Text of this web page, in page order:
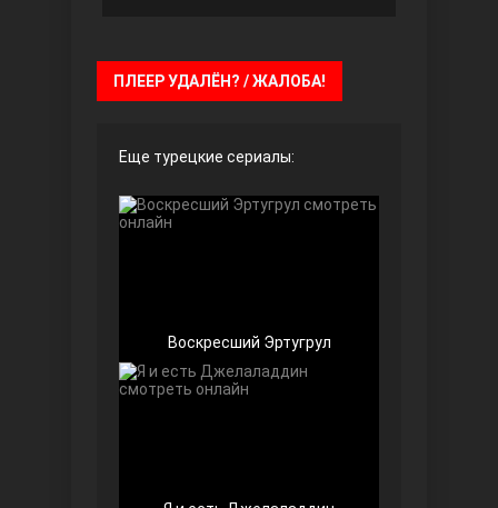
ПЛЕЕР УДАЛЁН? / ЖАЛОБА!
Еще турецкие сериалы:
Воскресший Эртугрул